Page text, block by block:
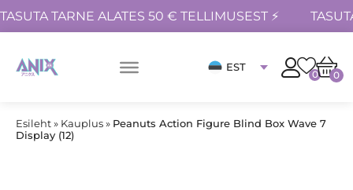
TASUTA TARNE ALATES 50 € TELLIMUSEST ⚡
EST
0 0
Esileht» Kauplus» Peanuts Action Figure Blind Box Wave 7
Display (12)